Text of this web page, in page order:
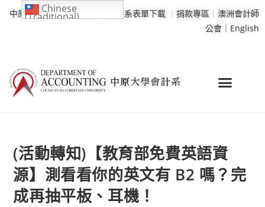
中原大學｜學校行事曆 會計系表單下載 ｜ 捐款專區 ｜ 澳洲會計師
公會｜ English
(活動轉知)【教育部免費英語資
源】測看看你的英文有 B2 嗎？完
成再抽平板、耳機！
Chinese
(Traditional)